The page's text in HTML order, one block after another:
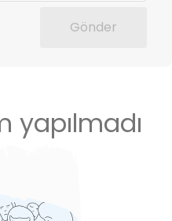
Gönder
yapılmadı